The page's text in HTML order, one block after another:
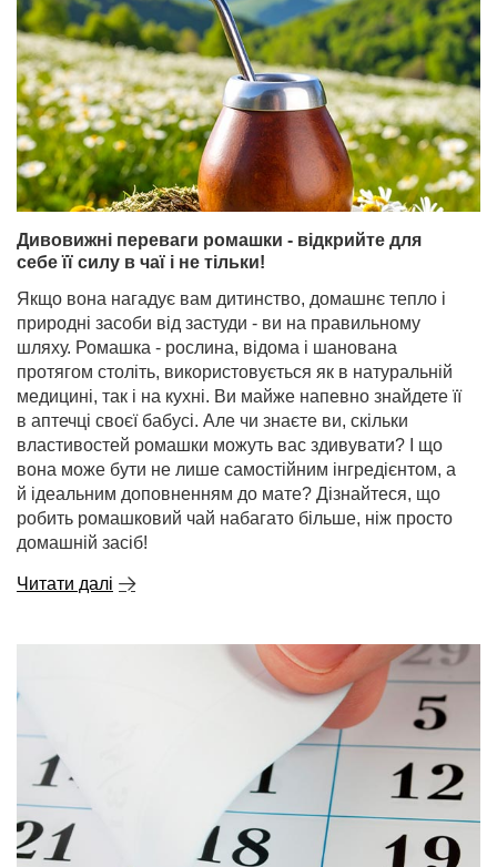
Дивовижні переваги ромашки - відкрийте для
себе її силу в чаї і не тільки!
Якщо вона нагадує вам дитинство, домашнє тепло і
природні засоби від застуди - ви на правильному
шляху. Ромашка - рослина, відома і шанована
протягом століть, використовується як в натуральній
медицині, так і на кухні. Ви майже напевно знайдете її
в аптечці своєї бабусі. Але чи знаєте ви, скільки
властивостей ромашки можуть вас здивувати? І що
вона може бути не лише самостійним інгредієнтом, а
й ідеальним доповненням до мате? Дізнайтеся, що
робить ромашковий чай набагато більше, ніж просто
домашній засіб!
Читати далі